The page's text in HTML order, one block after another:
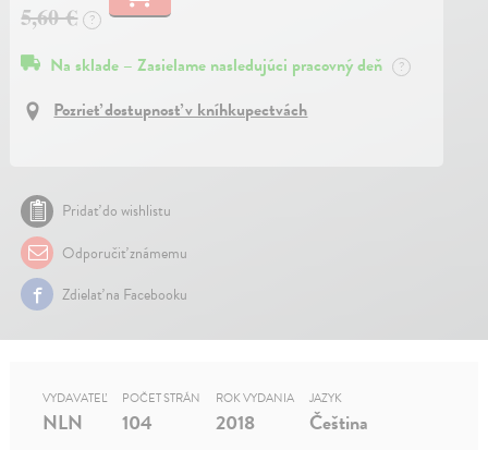
5,60 €
?
Na sklade – Zasielame nasledujúci pracovný deň ?
Pozrieť dostupnosť v kníhkupectvách
Pridať do wishlistu
Odporučiť známemu
Zdielať na Facebooku
VYDAVATEĽ
NLN
POČET STRÁN
104
ROK VYDANIA
2018
JAZYK
Čeština